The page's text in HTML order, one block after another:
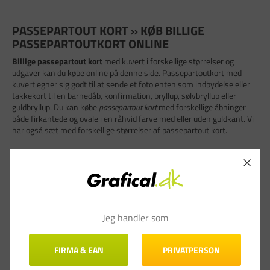
PASSEPARTOUT KORT » KØB BILLIGE
PASSEPARTOUTKORT ONLINE
Billige passepartout kortmed kuvert i forskellige størrelser og
udgaver kan du købe online på denne side. Passepartoutkort med
kuvert egner sig godt til at sende et foto enten som indbydelse eller
takkekort til en barnedåb, konfirmation, bryllup, sølvbryllup eller
guldbryllup. Du kan købe passepartout kortmed forskellige åbninger
både firkantede og ovale i en råhvid farve med eller uden guldkant. Vi
har også sæt med forskellige størrelser af passepartout kort.
Udover passepartout kort har vi også et stort udvalg afpassepartout
kort
i alle former og farver på vores webshop.
Når præsentationen tæller, og hver detalje skal være i top, er et
værdifulde minder med den fineste præcision. Et passepartout kort er
ikke blot en ramme, det er en kunstform, der skaber dybde og
Jeg handler som
FIRMA & EAN PRIVATPERSON